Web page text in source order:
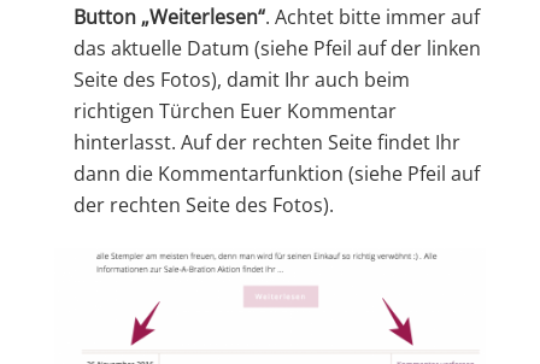
Button „Weiterlesen“. Achtet bitte immer auf
das aktuelle Datum (siehe Pfeil auf der linken
Seite des Fotos), damit Ihr auch beim
richtigen Türchen Euer Kommentar
hinterlasst. Auf der rechten Seite findet Ihr
dann die Kommentarfunktion (siehe Pfeil auf
der rechten Seite des Fotos).